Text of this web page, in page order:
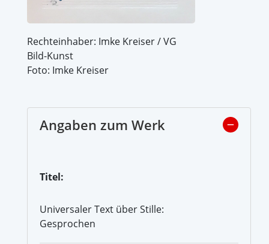
Rechteinhaber: Imke Kreiser / VG
Bild-Kunst
Foto: Imke Kreiser
Angaben zum Werk
Titel:
Universaler Text über Stille:
Gesprochen